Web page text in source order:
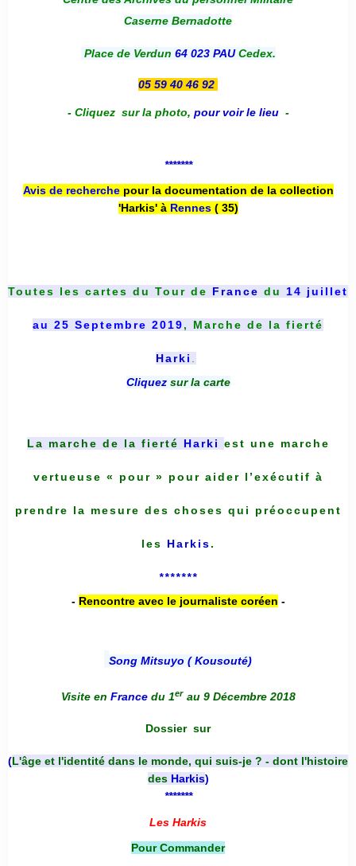
Caserne Bernadotte
Place de Verdun 64 023 PAUCedex.
05 59 40 46 92
- Cliquez sur la photo, pour voir le lieu -
*******
Avis de recherche pour la documentation de la collection
'Harkis' à Rennes( 35)
Toutes les cartes du Tour de France du 14 juillet
au 25 Septembre 2019, Marche de la fierté
Harki
Cliquez sur la carte
La marche de la fierté Harki est une marche
vertueuse « pour » pour aider l’exécutif à
prendre la mesure des choses qui préoccupent
les Harkis.
*******
- Rencontre avec le journaliste coréen -
Song Mitsuyo ( Kousouté)
Visite en France du 1er au 9 Décembre 2018
Dossier sur
(L'âge et l'identité dans le monde, qui suis-je ? - dont l'histoire
des Harkis)
*******
Les Harkis
Pour Commander